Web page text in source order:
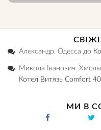
Александр. Одесса до
Микола Іванович.
Котел Витязь Comfort 40
МИ В